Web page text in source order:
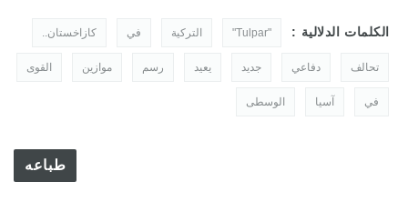
الكلمات الدلالية : "Tulpar" التركية في كازاخستان..
تحالف دفاعي جديد يعيد رسم موازين القوى
في آسيا الوسطى
طباعه